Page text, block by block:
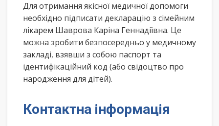
Для отримання якісної медичної допомоги
необхідно підписати декларацію з сімейним
лікарем Шаврова Каріна Геннадіївна. Це
можна зробити безпосередньо у медичному
закладі, взявши з собою паспорт та
ідентифікаційний код (або свідоцтво про
народження для дітей).
Контактна інформація